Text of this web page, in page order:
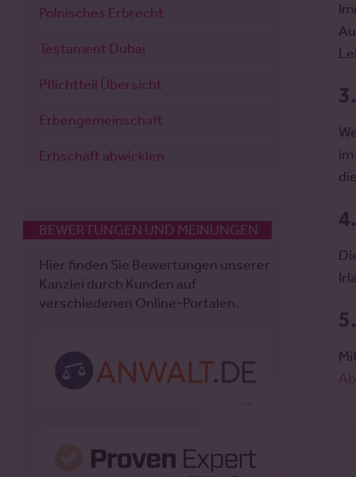
3.
4.
5.
Polnisches Erbrecht
Testament Dubai
Pflichtteil Übersicht
Erbengemeinschaft
Erbschaft abwicklen
BEWERTUNGEN UND MEINUNGEN
Hier finden Sie Bewertungen unserer
Kanzlei durch Kunden auf
verschiedenen Online-Portalen.